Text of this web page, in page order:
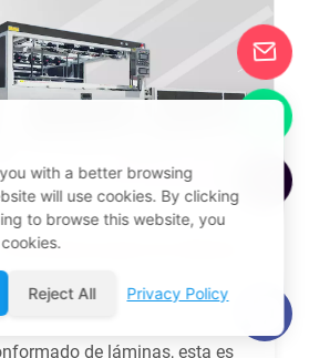
En Blíster
de láminas, esta es
with a better browsing
will use cookies. By clicking
to browse this website, you
Reject All Privacy Policy